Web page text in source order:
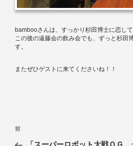
bambooさんは、すっかり杉田博士に恋して
この後の遠藤会の飲み会でも、ずっと杉田
す。
またぜひゲストに来てくださいね！！
前